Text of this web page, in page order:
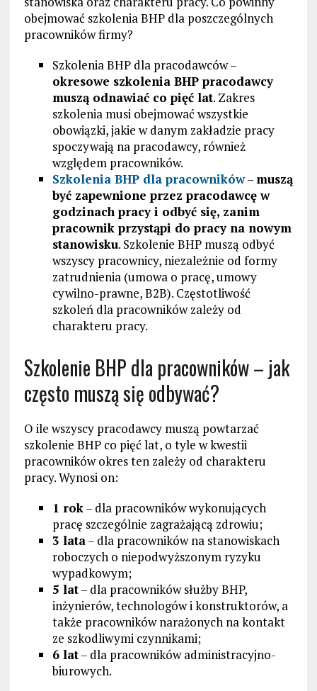
obejmować szkolenia BHP dla poszczególnych
pracowników firmy?
Szkolenia BHP dla pracodawców –
okresowe szkolenia BHP pracodawcy
muszą odnawiać co pięć lat. Zakres
szkolenia musi obejmować wszystkie
obowiązki, jakie w danym zakładzie pracy
spoczywają na pracodawcy, również
względem pracowników.
Szkolenia BHP dla pracowników– muszą
być zapewnione przez pracodawcę w
godzinach pracy i odbyć się, zanim
pracownik przystąpi do pracy na nowym
stanowisku. Szkolenie BHP muszą odbyć
wszyscy pracownicy, niezależnie od formy
zatrudnienia (umowa o pracę, umowy
cywilno-prawne, B2B). Częstotliwość
szkoleń dla pracowników zależy od
charakteru pracy.
Szkolenie BHP dla pracowników – jak
często muszą się odbywać?
O ile wszyscy pracodawcy muszą powtarzać
szkolenie BHP co pięć lat, o tyle w kwestii
pracowników okres ten zależy od charakteru
pracy. Wynosi on:
1 rok– dla pracowników wykonujących
pracę szczególnie zagrażającą zdrowiu;
3 lata– dla pracowników na stanowiskach
roboczych o niepodwyższonym ryzyku
wypadkowym;
5 lat– dla pracowników służby BHP,
inżynierów, technologów i konstruktorów, a
także pracowników narażonych na kontakt
ze szkodliwymi czynnikami;
6 lat– dla pracowników administracyjno-
biurowych.